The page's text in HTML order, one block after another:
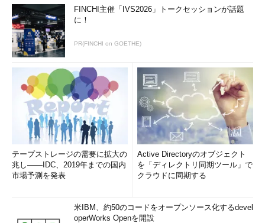
FINCHI主催「IVS2026」トークセッションが話題
に！
PR(FINCHI on GOETHE)
テープストレージの需要に拡大の
兆し――IDC、2019年までの国内
市場予測を発表
Active Directoryのオブジェクト
を「ディレクトリ同期ツール」で
クラウドに同期する
米IBM、約50のコードをオープンソース化するdevel
operWorks Openを開設